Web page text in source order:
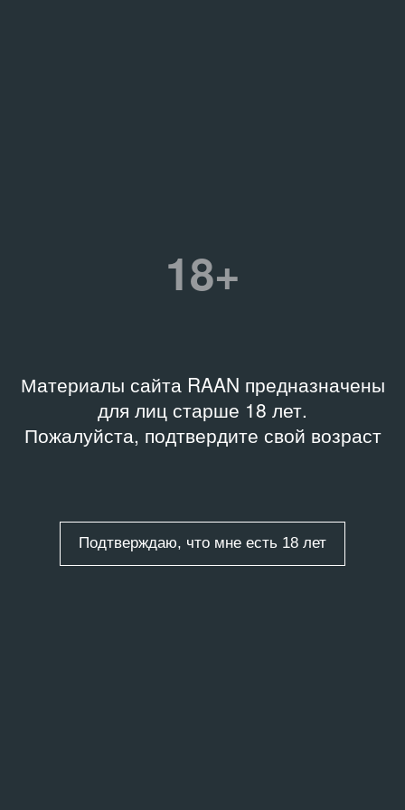
18+
Материалы сайта RAAN предназначены
для лиц старше 18 лет.
Пожалуйста, подтвердите свой возраст
Подтверждаю, что мне есть 18 лет